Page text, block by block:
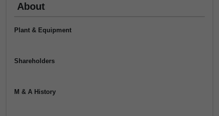
About
Plant & Equipment
Shareholders
M & A History